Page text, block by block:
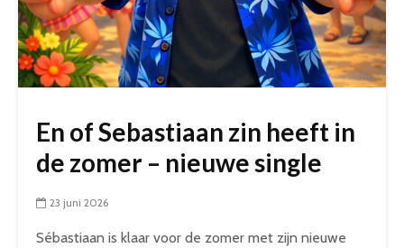
En of Sebastiaan zin heeft in
de zomer – nieuwe single
23 juni 2026
Sébastiaan is klaar voor de zomer met zijn nieuwe